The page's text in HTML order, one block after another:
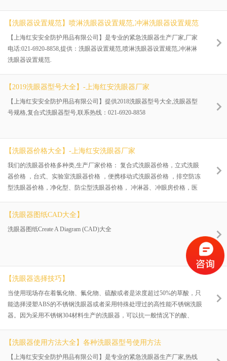
【洗眼器设置规范】喷淋洗眼器设置规范,冲淋洗眼器设置规范
【上海红安安全防护用品有限公司】是专业的紧急洗眼器生产厂家,厂家
电话:021-6920-8858,提供：洗眼器设置规范,喷淋洗眼器设置规范,冲淋淋
洗眼器设置规范.
【2019洗眼器型号大全】-上海红安洗眼器厂家
【上海红安安全防护用品有限公司】提供2018洗眼器型号大全,洗眼器型
号规格,复合式洗眼器型号,联系热线：021-6920-8858
【洗眼器价格大全】-上海红安洗眼器厂家
我们的洗眼器价格多种类,生产厂家价格： 复合式洗眼器价格，立式洗眼
器价格 ，台式、实验室洗眼器价格 ，便携移动式洗眼器价格 ，排空防冻
型洗眼器价格，净化型、防尘型洗眼器价格， 冲淋器、冲眼房价格，医
加拿大，澳大利亚，法国，德国等，国家。 2，红安洗眼器是以厂家直销
话：021-69208858） 红安洗眼器价格一览表：
【洗眼器图纸CAD大全】
洗眼器图纸Create A Diagram (CAD)大全
【洗眼器选择技巧】
当使用现场存在着氯化物、氟化物、硫酸或者是浓度超过50%的草酸，只
能选择浸塑ABS的不锈钢洗眼器或者采用特殊处理过的高性能不锈钢洗眼
器。因为采用不锈钢304材料生产的洗眼器，可以抗一般情况下的酸、
【洗眼器使用方法大全】各种洗眼器型号使用方法
【上海红安安全防护用品有限公司】是专业的紧急洗眼器生产厂家,热线